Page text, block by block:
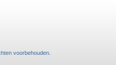
voorbehouden